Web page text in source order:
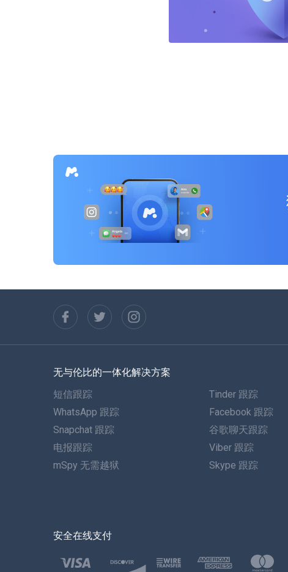
无与伦比的一体化解决方案
短信跟踪
WhatsApp 跟踪
Snapchat 跟踪
电报跟踪
mSpy 无需越狱
Tinder 跟踪
Facebook 跟踪
谷歌聊天跟踪
Viber 跟踪
Skype 跟踪
安全在线支付